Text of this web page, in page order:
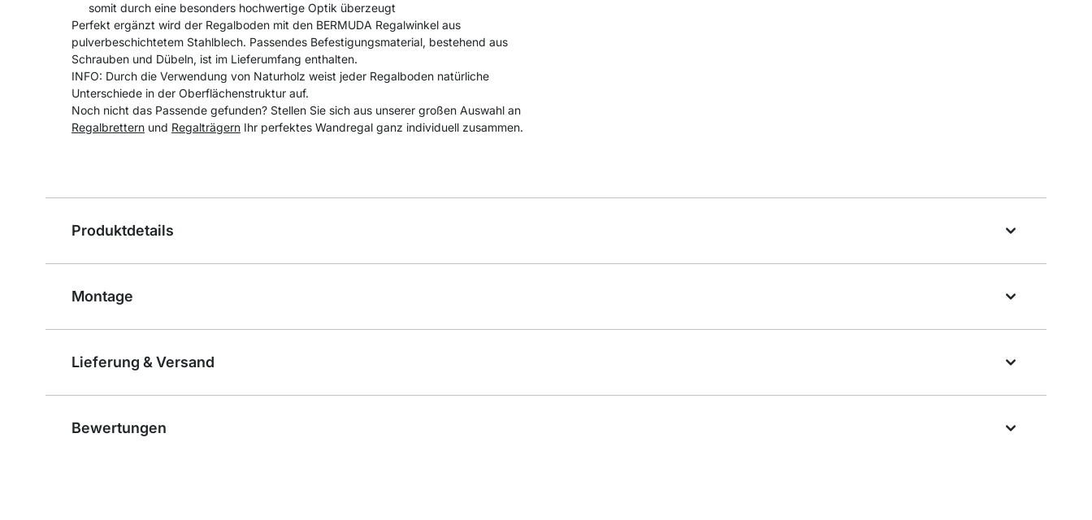
somit durch eine besonders hochwertige Optik überzeugt
Perfekt ergänzt wird der Regalboden mit den BERMUDA Regalwinkel aus
pulverbeschichtetem Stahlblech. Passendes Befestigungsmaterial, bestehend aus
Schrauben und Dübeln, ist im Lieferumfang enthalten.
INFO: Durch die Verwendung von Naturholz weist jeder Regalboden natürliche
Unterschiede in der Oberflächenstruktur auf.
Noch nicht das Passende gefunden? Stellen Sie sich aus unserer großen Auswahl an
Regalbrettern und Regalträgern Ihr perfektes Wandregal ganz individuell zusammen.
Produktdetails
Montage
Lieferung & Versand
Bewertungen